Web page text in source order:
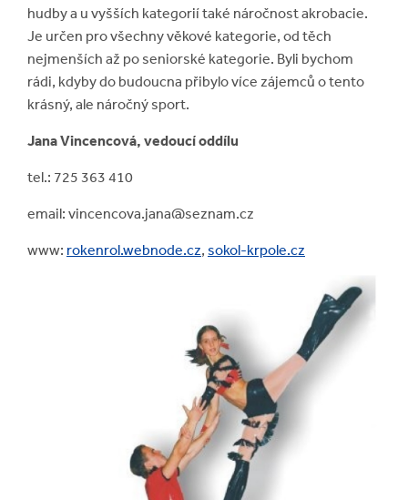
hudby a u vyšších kategorií také náročnost akrobacie.
Je určen pro všechny věkové kategorie, od těch
nejmenších až po seniorské kategorie. Byli bychom
rádi, kdyby do budoucna přibylo více zájemců o tento
krásný, ale náročný sport.
Jana Vincencová, vedoucí oddílu
tel.: 725 363 410
email: vincencova.jana@seznam.cz
www: rokenrol.webnode.cz, sokol-krpole.cz